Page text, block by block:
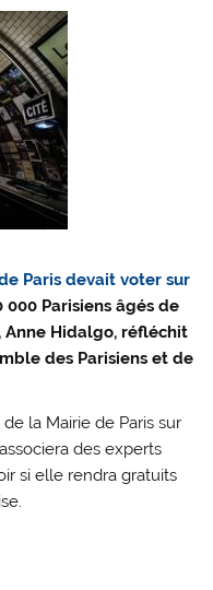
Paris devait voter sur
000 Parisiens âgés de
Anne Hidalgo, réfléchit
des Parisiens et de
la Mairie de Paris sur
des experts
si elle rendra gratuits